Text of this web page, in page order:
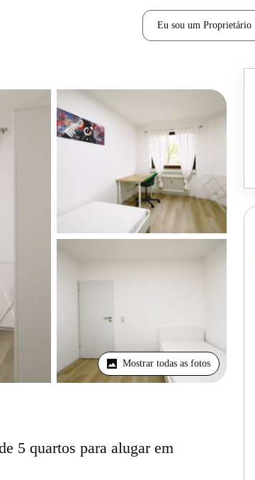
Eu sou um Proprietário
Mostrar todas as fotos
5 quartos para alugar em